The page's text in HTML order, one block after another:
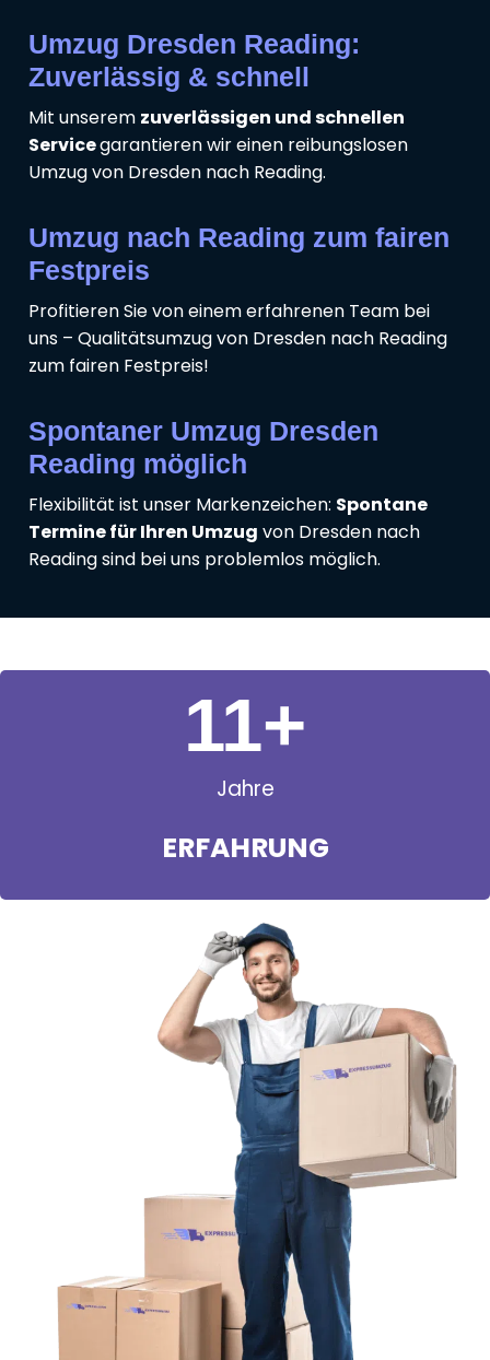
Umzug Dresden Reading:
Zuverlässig & schnell
Mit unserem zuverlässigen und schnellen
Servicegarantieren wir einen reibungslosen
Umzug von Dresden nach Reading.
Umzug nach Reading zum fairen
Festpreis
Profitieren Sie von einem erfahrenen Team bei
uns – Qualitätsumzug von Dresden nach Reading
zum fairen Festpreis!
Spontaner Umzug Dresden
Reading möglich
Flexibilität ist unser Markenzeichen: Spontane
Termine für Ihren Umzug von Dresden nach
Reading sind bei uns problemlos möglich.
Jahre
ERFAHRUNG
11+